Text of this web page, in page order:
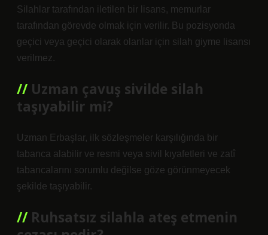
Silahlar tarafından iletilen bir lisans, memurlar
tarafından görevde olmak için verilir. Bu pozisyonda
geçici veya geçici olarak olanlar için silah giyme lisansı
verilmez.
Uzman çavuş sivilde silah
taşıyabilir mi?
Uzman Erbaşlar, ilk sözleşmeler karşılığında bir
tabanca alabilir ve resmi veya sivil kıyafetleri ve zatî
tabancalarını sorumlu değilse göze görünmeyecek
şekilde taşıyabilir.
Ruhsatsız silahla ateş etmenin